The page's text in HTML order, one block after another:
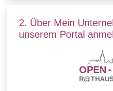
2. Über Mein
unserem Portal